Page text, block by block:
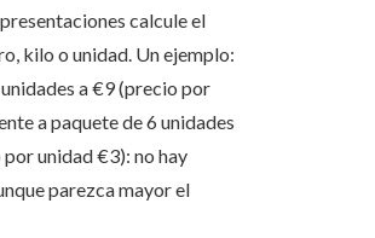
calcule el
kilo o unidad. Un ejemplo:
a €9 (precio por
a paquete de 6 unidades
unidad €3): no hay
parezca mayor el